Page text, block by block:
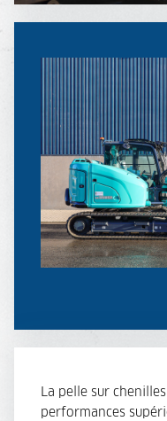
La pelle sur
performances